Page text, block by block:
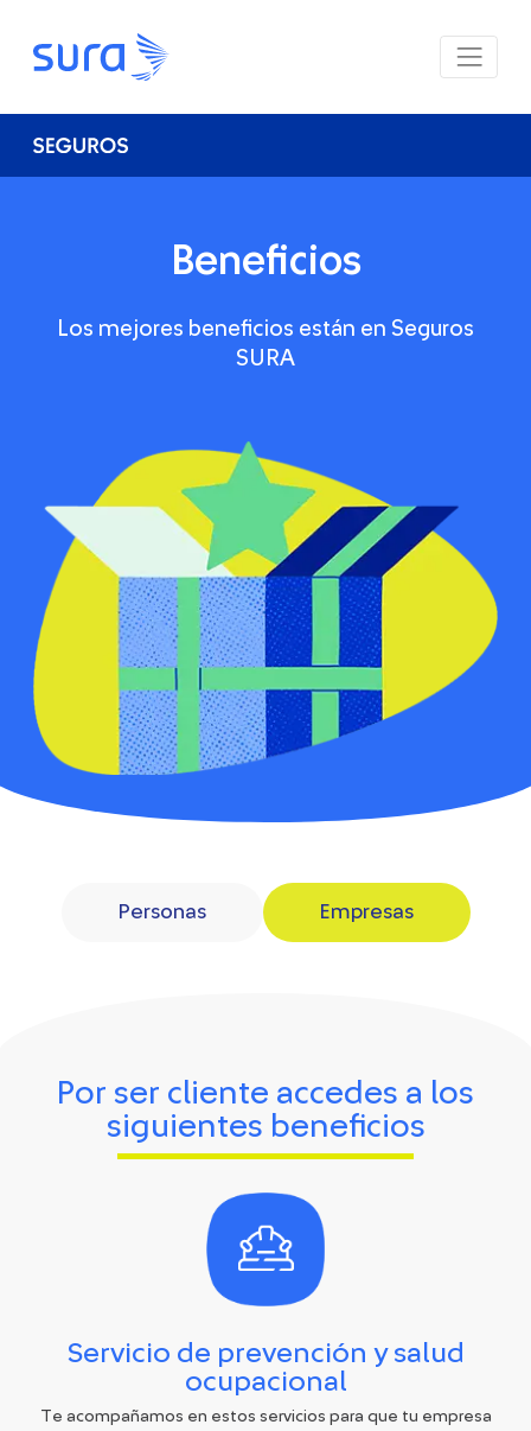
Beneficios
Los mejores beneficios están en Seguros
SURA
Personas Empresas
Por ser cliente accedes a los
siguientes beneficios
Servicio de prevención y salud
ocupacional
Te acompañamos en estos servicios para que tu empresa